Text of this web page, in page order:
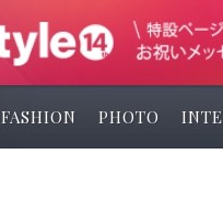
FASHION PHOTO